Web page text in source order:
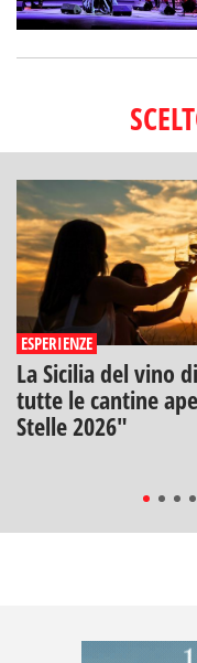
ESPERIENZE
La Sicilia del vino
tutte le cantine
Stelle 2026"